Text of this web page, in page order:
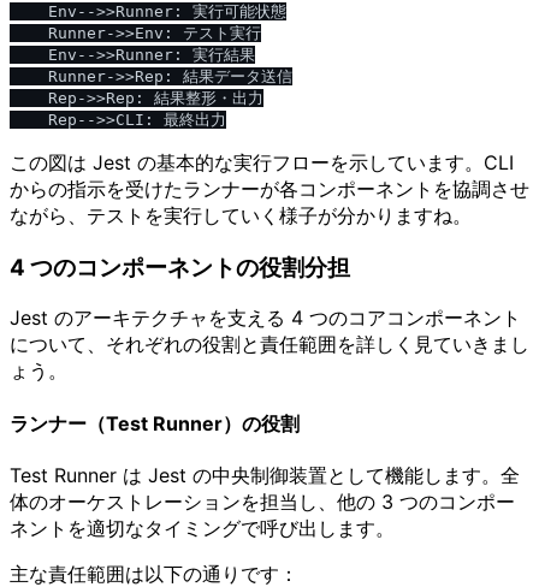
    Env-->>Runner: 実行可能状態
    Runner->>Env: テスト実行
    Env-->>Runner: 実行結果
    Runner->>Rep: 結果データ送信
    Rep->>Rep: 結果整形・出力
この図は Jest の基本的な実行フローを示しています。CLI
からの指示を受けたランナーが各コンポーネントを協調させ
ながら、テストを実行していく様子が分かりますね。
4 つのコンポーネントの役割分担
Jest のアーキテクチャを支える 4 つのコアコンポーネント
について、それぞれの役割と責任範囲を詳しく見ていきまし
ょう。
ランナー（Test Runner）の役割
Test Runner は Jest の中央制御装置として機能します。全
体のオーケストレーションを担当し、他の 3 つのコンポー
ネントを適切なタイミングで呼び出します。
主な責任範囲は以下の通りです：